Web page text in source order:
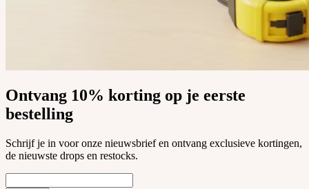
Ontvang 10% korting op je eerste
bestelling
Schrijf je in voor onze nieuwsbrief en ontvang exclusieve kortingen,
de nieuwste drops en restocks.